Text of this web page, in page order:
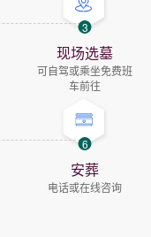
3
现场选墓
可自驾或乘坐免费班
车前往
6
安葬
电话或在线咨询